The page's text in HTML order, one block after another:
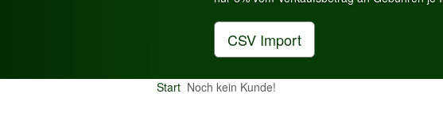
Ihre Eisenbahnartikel als Widget!
Start Noch kein Kunde!